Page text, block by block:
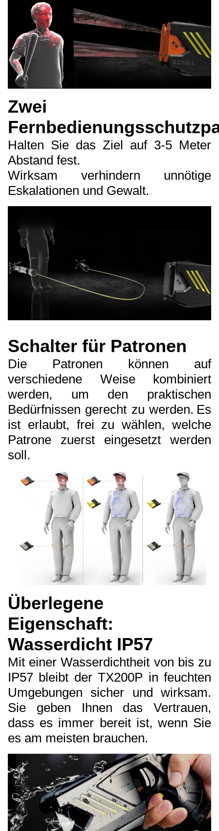
Zwei
Halten Sie das Ziel auf 3-5 Meter
Abstand fest.
Wirksam verhindern unnötige
Eskalationen und Gewalt.
Schalter für Patronen
Die Patronen können auf
verschiedene Weise kombiniert
werden, um den praktischen
Bedürfnissen gerecht zu werden. Es
ist erlaubt, frei zu wählen, welche
Patrone zuerst eingesetzt werden
soll.
Überlegene
Eigenschaft:
Wasserdicht IP57
Mit einer Wasserdichtheit von bis zu
IP57 bleibt der TX200P in feuchten
Umgebungen sicher und wirksam.
Sie geben Ihnen das Vertrauen,
dass es immer bereit ist, wenn Sie
es am meisten brauchen.